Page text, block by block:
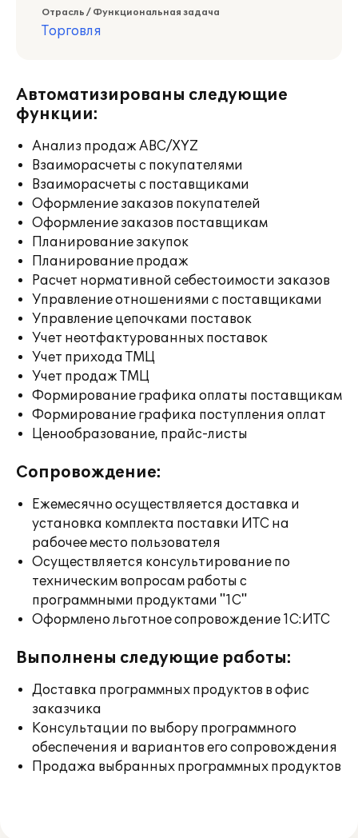
Отрасль / Функциональная задача
Торговля
Автоматизированы следующие
функции:
Анализ продаж ABC/XYZ
Взаиморасчеты с покупателями
Взаиморасчеты с поставщиками
Оформление заказов покупателей
Оформление заказов поставщикам
Планирование закупок
Планирование продаж
Расчет нормативной себестоимости заказов
Управление отношениями с поставщиками
Управление цепочками поставок
Учет неотфактурованных поставок
Учет прихода ТМЦ
Учет продаж ТМЦ
Формирование графика оплаты поставщикам
Формирование графика поступления оплат
Ценообразование, прайс-листы
Сопровождение:
Ежемесячно осуществляется доставка и
установка комплекта поставки ИТС на
рабочее место пользователя
Осуществляется консультирование по
техническим вопросам работы с
программными продуктами "1С"
Оформлено льготное сопровождение 1С:ИТС
Выполнены следующие работы:
Доставка программных продуктов в офис
заказчика
Консультации по выбору программного
обеспечения и вариантов его сопровождения
Продажа выбранных программных продуктов